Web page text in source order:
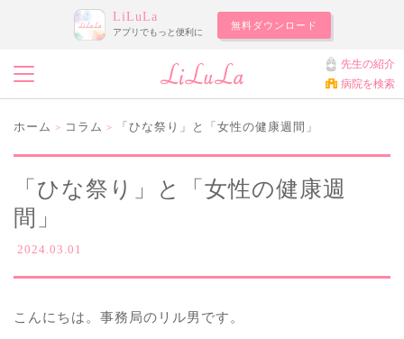
LiLuLa
アプリでもっと便利に
無料ダウンロード
先生の紹介
病院を検索
ホーム > コラム > 「ひな祭り」と「女性の健康週間」
「ひな祭り」と「女性の健康週
間」
2024.03.01
こんにちは。事務局のリル男です。